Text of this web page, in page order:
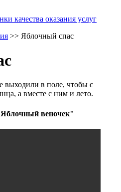
качества оказания услуг
>> Яблочный спас
выходили в поле, чтобы с
а вместе с ним и лето.
веночек"